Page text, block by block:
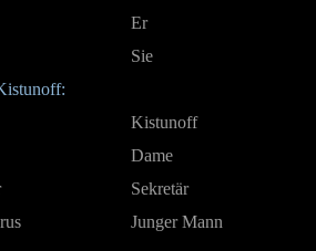
Er
Sie
Kistunoff
Dame
Sekretär
Junger Mann